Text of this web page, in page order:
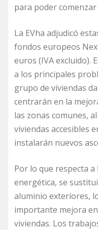
para poder
La EVha adjudicó
fondos europeos
euros (IVA excluido).
a los principales
grupo de viviendas
centrarán en la
las zonas comunes,
viviendas accesibles
instalarán nuevos
Por lo que respecta a
energética, se
aluminio exteriores,
importante mejora
viviendas. Los